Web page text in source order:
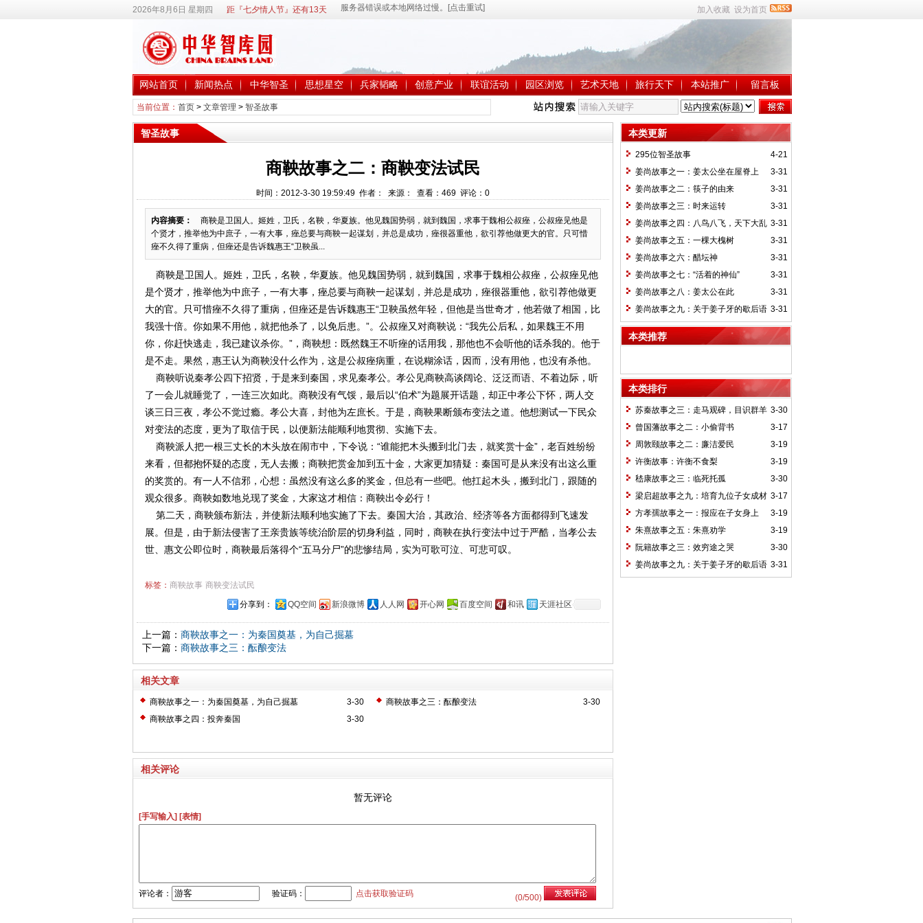
2026年8月6日 星期四 距『七夕情人节』还有13天 加入收藏 设为首页
网站首页 新闻热点 中华智圣 思想星空 兵家韬略 创意产业 联谊活动 园区浏览 艺术天地 旅行天下 本站推广 留言板
当前位置： 首页> 文章管理 > 智圣故事
智圣故事
商鞅故事之二：商鞅变法试民
时间：2012-3-30 19:59:49 作者： 来源： 查看： 469评论： 0
内容摘要：
商鞅是卫国人。姬姓，卫氏，名鞅，华夏族。他见魏国势弱，就到魏国，求事于魏相公叔痤，公叔痤见他是
个贤才，推举他为中庶子，一有大事，痤总要与商鞅一起谋划，并总是成功，痤很器重他，欲引荐他做更大的官。只可惜
痤不久得了重病，但痤还是告诉魏惠王“卫鞅虽...
商鞅是卫国人。姬姓，卫氏，名鞅，华夏族。他见魏国势弱，就到魏国，求事于魏相公叔痤，公叔痤见他
是个贤才，推举他为中庶子，一有大事，痤总要与商鞅一起谋划，并总是成功，痤很器重他，欲引荐他做更
大的官。只可惜痤不久得了重病，但痤还是告诉魏惠王“卫鞅虽然年轻，但他是当世奇才，他若做了相国，比
我强十倍。你如果不用他，就把他杀了，以免后患。”。公叔痤又对商鞅说：“我先公后私，如果魏王不用
你，你赶快逃走，我已建议杀你。”，商鞅想：既然魏王不听痤的话用我，那他也不会听他的话杀我的。他于
是不走。果然，惠王认为商鞅没什么作为，这是公叔痤病重，在说糊涂话，因而，没有用他，也没有杀他。
商鞅听说秦孝公四下招贤，于是来到秦国，求见秦孝公。孝公见商鞅高谈阔论、泛泛而语、不着边际，听
了一会儿就睡觉了，一连三次如此。商鞅没有气馁，最后以“伯术”为题展开话题，却正中孝公下怀，两人交
谈三日三夜，孝公不觉过瘾。孝公大喜，封他为左庶长。于是，商鞅果断颁布变法之道。他想测试一下民众
对变法的态度，更为了取信于民，以便新法能顺利地贯彻、实施下去。
商鞅派人把一根三丈长的木头放在闹市中，下令说：“谁能把木头搬到北门去，就奖赏十金”，老百姓纷纷
来看，但都抱怀疑的态度，无人去搬；商鞅把赏金加到五十金，大家更加猜疑：秦国可是从来没有出这么重
的奖赏的。有一人不信邪，心想：虽然没有这么多的奖金，但总有一些吧。他扛起木头，搬到北门，跟随的
观众很多。商鞅如数地兑现了奖金，大家这才相信：商鞅出令必行！
第二天，商鞅颁布新法，并使新法顺利地实施了下去。秦国大治，其政治、经济等各方面都得到飞速发
展。但是，由于新法侵害了王亲贵族等统治阶层的切身利益，同时，商鞅在执行变法中过于严酷，当孝公去
世、惠文公即位时，商鞅最后落得个“五马分尸”的悲惨结局，实为可歌可泣、可悲可叹。
标签： 商鞅故事 商鞅变法试民
分享到：
QQ空间 新浪微博 人人网 开心网 百度空间 和讯 天涯社区
上一篇： 商鞅故事之一：为秦国奠基，为自己掘墓
下一篇： 商鞅故事之三：酝酿变法
相关文章
3-30
商鞅故事之一：为秦国奠基，为自己掘墓 3-30
商鞅故事之三：酝酿变法
3-30
商鞅故事之四：投奔秦国
相关评论
暂无评论
[手写输入] [表情]
(0/500)
评论者： 验证码： 点击获取验证码
本类更新
4-21
295位智圣故事
3-31
姜尚故事之一：姜太公坐在屋脊上
3-31
姜尚故事之二：筷子的由来
3-31
姜尚故事之三：时来运转
3-31
姜尚故事之四：八鸟八飞，天下大乱
3-31
姜尚故事之五：一棵大槐树
3-31
姜尚故事之六：醋坛神
3-31
姜尚故事之七：“活着的神仙”
3-31
姜尚故事之八：姜太公在此
3-31
姜尚故事之九：关于姜子牙的歇后语
本类推荐
本类排行
3-30
苏秦故事之三：走马观碑，目识群羊
3-17
曾国藩故事之二：小偷背书
3-19
周敦颐故事之二：廉洁爱民
3-19
许衡故事：许衡不食梨
3-30
嵇康故事之三：临死托孤
3-17
梁启超故事之九：培育九位子女成材
的神奇“小妾”——王桂荃
3-19
方孝孺故事之一：报应在子女身上
3-19
朱熹故事之五：朱熹劝学
3-30
阮籍故事之三：效穷途之哭
3-31
姜尚故事之九：关于姜子牙的歇后语